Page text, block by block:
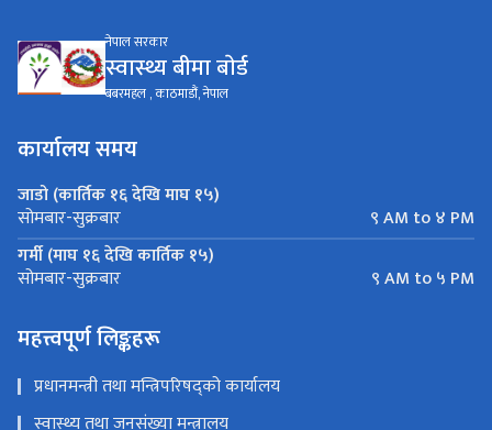
नेपाल सरकार
स्वास्थ्य बीमा बाेर्ड
बबरमहल , काठमाडौं, नेपाल
कार्यालय समय
जाडो (कार्तिक १६ देखि माघ १५)
सोमबार-सुक्रबार
९ AM to ४ PM
गर्मी (माघ १६ देखि कार्तिक १५)
सोमबार-सुक्रबार ९ AM to ५ PM
महत्त्वपूर्ण लिङ्कहरू
प्रधानमन्त्री तथा मन्त्रिपरिषद्को कार्यालय